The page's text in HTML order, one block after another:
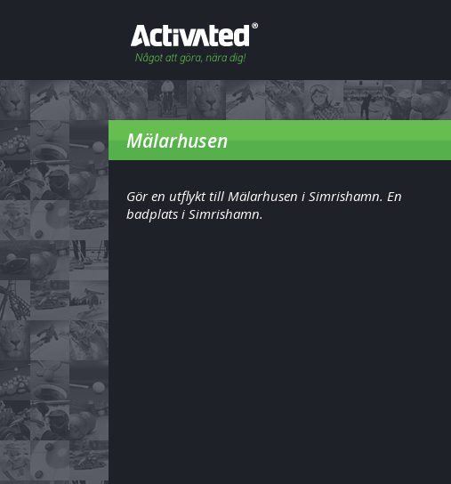
Mälarhusen
Gör en utflykt till Mälarhusen i Simrishamn. En
badplats i Simrishamn.